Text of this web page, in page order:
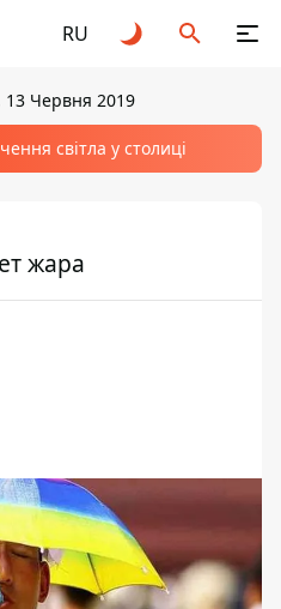
RU
13 Червня 2019
світла у столиці
жара